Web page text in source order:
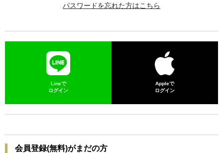
パスワードを忘れた方はこちら
Lineで
ログイン
Appleで
ログイン
会員登録(無料)がまだの方